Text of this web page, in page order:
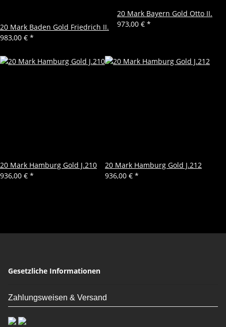
20 Mark Baden Gold Friedrich II.
983,00 € *
20 Mark Bayern Gold Otto II.
973,00 € *
20 Mark Hamburg Gold J.210
936,00 € *
20 Mark Hamburg Gold J.212
936,00 € *
Gesetzliche Informationen
Zahlungsweisen & Versand